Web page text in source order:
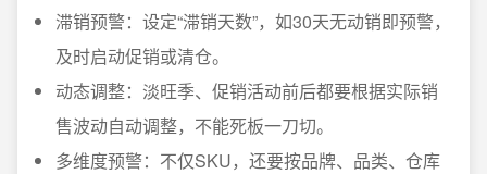
滞销预警：设定“滞销天数”，如30天无动销即预警，
及时启动促销或清仓。
动态调整：淡旺季、促销活动前后都要根据实际销
售波动自动调整，不能死板一刀切。
多维度预警：不仅SKU，还要按品牌、品类、仓库